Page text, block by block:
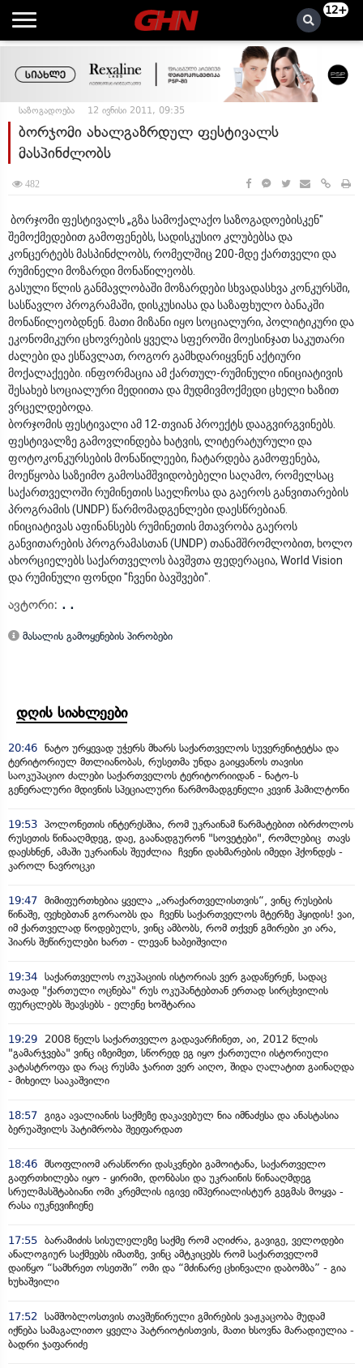
12+
საზოგადოება 12 ივნისი 2011, 09:35
ბორჯომი ახალგაზრდულ ფესტივალს
მასპინძლობს
482
ბორჯომი ფესტივალს „გზა სამოქალაქო საზოგადოებისკენ"
შემოქმედებით გამოფენებს, სადისკუსიო კლუბებსა და
კონცერტებს მასპინძლობს, რომელშიც 200-მდე ქართველი და
რუმინელი მოზარდი მონაწილეობს.
გასული წლის განმავლობაში მოზარდები სხვადასხვა კონკურსში,
სასწავლო პროგრამაში, დისკუსიასა და საზაფხულო ბანაკში
მონაწილეობდნენ. მათი მიზანი იყო სოციალური, პოლიტიკური და
ეკონომიკური ცხოვრების ყველა სფეროში მოესინჯათ საკუთარი
ძალები და ესწავლათ, როგორ გამხდარიყვნენ აქტიური
მოქალაქეები. ინფორმაცია ამ ქართულ-რუმინული ინიციატივის
შესახებ სოციალური მედიითა და მუდმივმოქმედი ცხელი ხაზით
ვრცელდებოდა.
ბორჯომის ფესტივალი ამ 12-თვიან პროექტს დააგვირგვინებს.
ფესტივალზე გამოვლინდება ხატვის, ლიტერატურული და
ფოტოკონკურსების მონაწილეები, ჩატარდება გამოფენება,
მოეწყობა საზეიმო გამოსამშვიდობებელი საღამო, რომელსაც
საქართველოში რუმინეთის საელჩოსა და გაეროს განვითარების
პროგრამის (UNDP) წარმომადგენლები დაესწრებიან.
ინიციატივას აფინანსებს რუმინეთის მთავრობა გაეროს
განვითარების პროგრამასთან (UNDP) თანამშრომლობით, ხოლო
ახორციელებს საქართველოს ბავშვთა ფედერაცია, World Vision
და რუმინული ფონდი "ჩვენი ბავშვები".
ავტორი: . .
მასალის გამოყენების პირობები
დღის სიახლეები
20:46 ნატო ურყევად უჭერს მხარს საქართველოს სუვერენიტეტსა და
ტერიტორიულ მთლიანობას, რუსეთმა უნდა გაიყვანოს თავისი
საოკუპაციო ძალები საქართველოს ტერიტორიიდან - ნატო-ს
გენერალური მდივნის სპეციალური წარმომადგენელი კევინ ჰამილტონი
19:53 პოლონეთის ინტერესშია, რომ უკრაინამ წარმატებით იბრძოლოს
რუსეთის წინააღმდეგ, დაე, გაანადგურონ "სოვეტები", რომლებიც თავს
დაესხნენ, ამაში უკრაინას შეუძლია ჩვენი დახმარების იმედი ჰქონდეს -
კაროლ ნავროცკი
19:47 მიმიფურთხებია ყველა „არაქართველისთვის“, ვინც რუსების
წინაშე, ფეხებთან გორაობს და ჩვენს საქართველოს მტერზე ჰყიდის! ვაი,
იმ ქართველად წოდებულს, ვინც ამბობს, რომ თქვენ გმირები კი არა,
პიარს შეწირულები ხართ - ლევან ხაბეიშვილი
19:34 საქართველოს ოკუპაციის ისტორიას ვერ გადაწერენ, სადაც
თავად "ქართული ოცნება" რუს ოკუპანტებთან ერთად სირცხვილის
ფურცლებს შეავსებს - ელენე ხოშტარია
19:29
2008 წელს საქართველო გადავარჩინეთ, აი, 2012 წლის
"გამარჯვება" ვინც იზეიმეთ, სწორედ ეგ იყო ქართული ისტორიული
კატასტროფა და რაც რუსმა ჯარით ვერ აიღო, შიდა ღალატით გაინაღდა
- მიხეილ სააკაშვილი
18:57 გიგა ავალიანის საქმეზე დაკავებულ ნია იმნაძესა და ანასტასია
ბერუაშვილს პატიმრობა შეეფარდათ
18:46 მსოფლიომ არასწორი დასკვნები გამოიტანა, საქართველო
გაფრთხილება იყო - ყირიმი, დონბასი და უკრაინის წინააღმდეგ
სრულმასშტაბიანი ომი კრემლის იგივე იმპერიალისტურ გეგმას მოყვა -
რასა იუკნევიჩიენე
17:55 ბარამიძის სისულელეზე საქმე რომ აღიძრა, გავიგე, ველოდები
ანალოგიურ საქმეებს იმათზე, ვინც ამტკიცებს რომ საქართველომ
დაიწყო “სამხრეთ ოსეთში” ომი და “მძინარე ცხინვალი დაბომბა” - გია
ხუხაშვილი
17:52 სამშობლოსთვის თავშეწირული გმირების ვაჟკაცობა მუდამ
იქნება სამაგალითო ყველა პატრიოტისთვის, მათი ხსოვნა მარადიულია -
ბადრი ჯაფარიძე